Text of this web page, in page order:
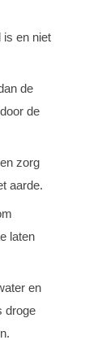
is en niet
de
de
zorg
aarde.
laten
en
droge